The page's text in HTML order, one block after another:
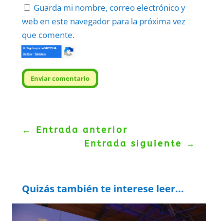
Guarda mi nombre, correo electrónico y
web en este navegador para la próxima vez
que comente.
Enviar comentario
Protegidos porreCAPTCHA
Politica–Términos
← Entrada anterior
Entrada siguiente
→
Quizás también te interese leer...